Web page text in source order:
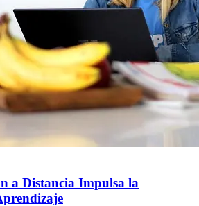
a Distancia Impulsa la